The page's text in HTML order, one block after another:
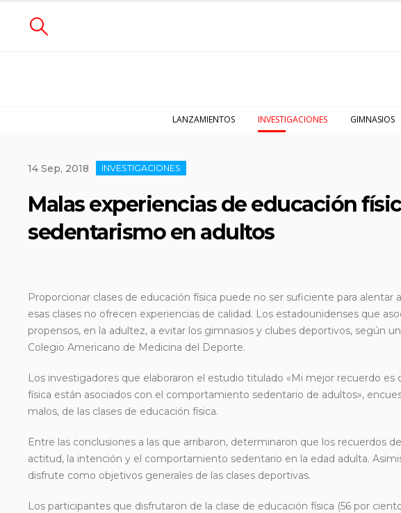
LANZAMIENTOS INVESTIGACIONES GIMNASIOS
14 Sep, 2018 INVESTIGACIONES
Malas experiencias de educación
sedentarismo en adultos
Proporcionar clases de educación física puede no ser suficiente para alentar
esas clases no ofrecen experiencias de calidad. Los estadounidenses que
propensos, en la adultez, a evitar los gimnasios y clubes deportivos, según
Colegio Americano de Medicina del Deporte.
Los investigadores que elaboraron el estudio titulado «Mi mejor recuerdo
física están asociados con el comportamiento sedentario de adultos»,
malos, de las clases de educación física.
Entre las conclusiones a las que arribaron, determinaron que los recuerdos
actitud, la intención y el comportamiento sedentario en la edad adulta.
disfrute como objetivos generales de las clases deportivas.
Los participantes que disfrutaron de la clase de educación física (56 por